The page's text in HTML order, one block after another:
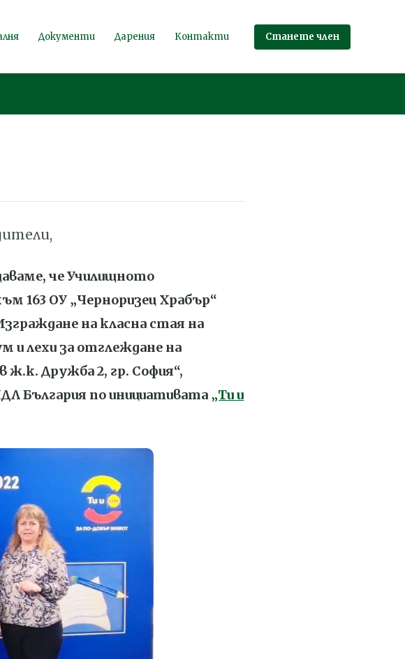
Документи Дарения Контакти Станете член
че Училищното
163 ОУ „Черноризец Храбър“
на класна стая на
и лехи за отглеждане на
ж.к. Дружба 2, гр. София“,
България по инициативата „Ти и